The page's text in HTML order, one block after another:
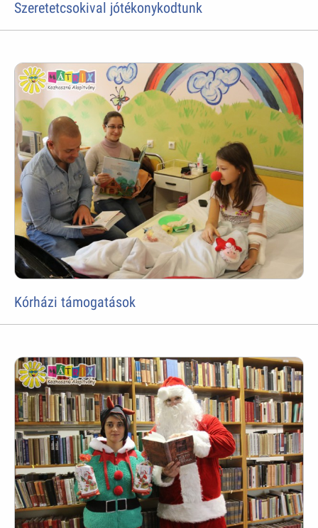
Szeretetcsokival jótékonykodtunk
Kórházi támogatások